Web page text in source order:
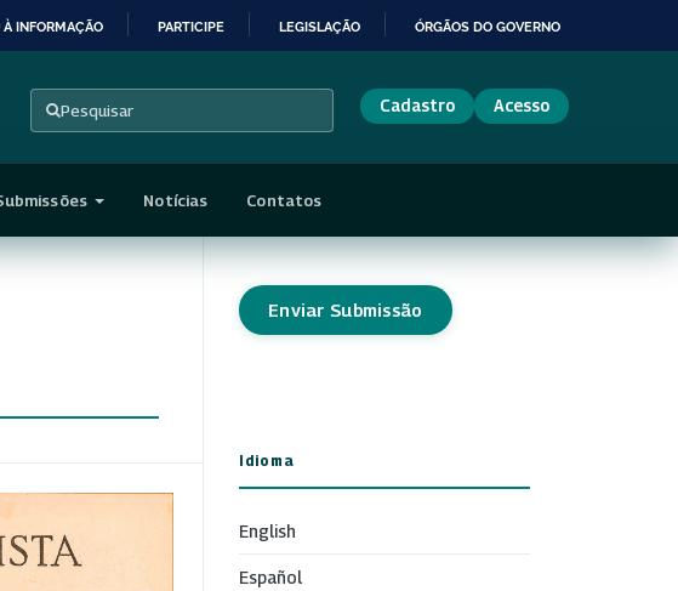
À INFORMAÇÃO PARTICIPE LEGISLAÇÃO ÓRGÃOS DO GOVERNO
Pesquisar Cadastro Acesso
Notícias Contatos
Enviar Submissão
Idioma
English
Español